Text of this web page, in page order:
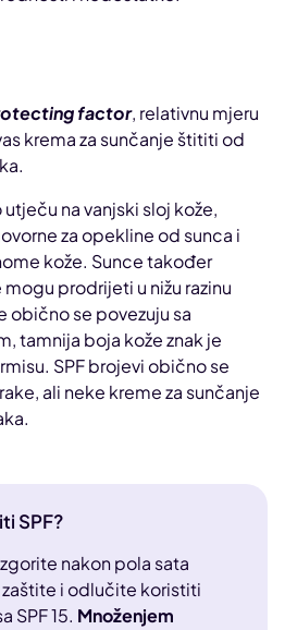
factor, relativnu mjeru
krema za sunčanje štititi od
na vanjski sloj kože,
za opekline od sunca i
kože. Sunce također
mogu prodrijeti u nižu razinu
obično se povezuju sa
tamnija boja kože znak je
SPF brojevi obično se
ali neke kreme za sunčanje
SPF?
nakon pola sata
zaštite i odlučite koristiti
SPF 15. Množenjem